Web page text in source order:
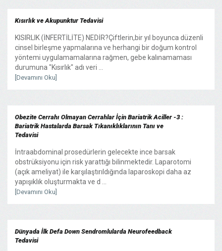
Kısırlık ve Akupunktur Tedavisi
KISIRLIK (İNFERTİLİTE) NEDİR?Çiftlerin,bir yıl boyunca düzenli
cinsel birleşme yapmalarına ve herhangi bir doğum kontrol
yöntemi uygulamamalarına rağmen, gebe kalınamaması
durumuna "Kısırlık" adı veri ...
[Devamını Oku]
Obezite Cerrahı Olmayan Cerrahlar İçin Bariatrik Aciller -3 :
Bariatrik Hastalarda Barsak Tıkanıklıklarının Tanı ve
Tedavisi
İntraabdominal prosedürlerin gelecekte ince barsak
obstrüksiyonu için risk yarattığı bilinmektedir. Laparotomi
(açık ameliyat) ile karşılaştırıldığında laparoskopi daha az
yapışıklık oluşturmakta ve d ...
[Devamını Oku]
Dünyada İlk Defa Down Sendromlularda Neurofeedback
Tedavisi